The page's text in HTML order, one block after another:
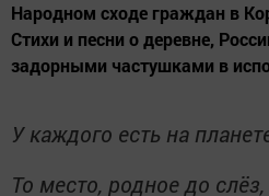
Народном сходе граждан в
Стихи и песни о деревне,
задорными частушками в
У каждого есть на
То место, родное до слёз,